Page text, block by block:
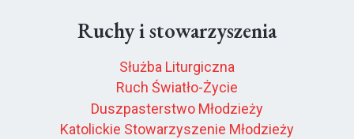
Ruchy i stowarzyszenia
Służba Liturgiczna
Ruch Światło-Życie
Duszpasterstwo Młodzieży
Katolickie Stowarzyszenie Młodzieży